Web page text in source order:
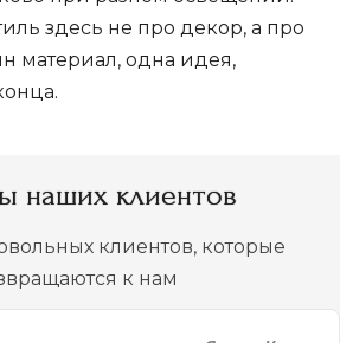
здесь не про декор, а про
материал, одна идея,
наших клиентов
клиентов, которые
к нам